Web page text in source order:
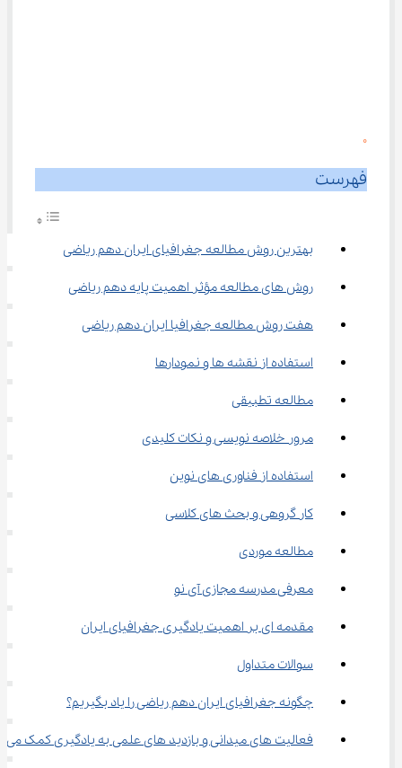
0
فهرست
بهترین روش مطالعه جغرافیای ایران دهم ریاضی
روش های مطالعه مؤثر اهمیت پایه دهم ریاضی
هفت روش مطالعه جغرافیا ایران دهم ریاضی
استفاده از نقشه ها و نمودارها
مطالعه تطبیقی
مرور خلاصه ‌نویسی و نکات کلیدی
استفاده از فناوری ‌های نوین
کار گروهی و بحث‌ های کلاسی
مطالعه موردی
معرفی مدرسه مجازی آی نو
مقدمه ای بر اهمیت یادگیری جغرافیای ایران
سوالات متداول
چگونه جغرافیای ایران دهم ریاضی را یاد بگیریم؟
فعالیت ‌های میدانی و بازدید های علمی به یادگیری کمک می‌کند؟